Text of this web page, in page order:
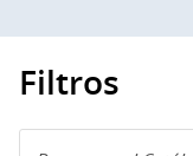
Filtros